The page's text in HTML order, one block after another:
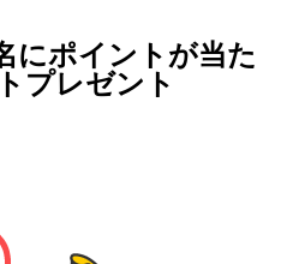
にポイントが当た
プレゼント